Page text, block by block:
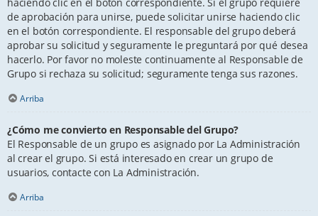
de aprobación para unirse, puede solicitar unirse haciendo clic
en el botón correspondiente. El responsable del grupo deberá
aprobar su solicitud y seguramente le preguntará por qué desea
hacerlo. Por favor no moleste continuamente al Responsable de
Grupo si rechaza su solicitud; seguramente tenga sus razones.
Arriba
¿Cómo me convierto en Responsable del Grupo?
El Responsable de un grupo es asignado por La Administración
al crear el grupo. Si está interesado en crear un grupo de
usuarios, contacte con La Administración.
Arriba